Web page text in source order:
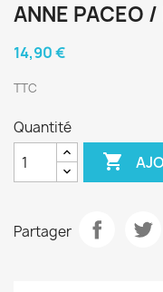
ANNE PACEO
14,90 €
TTC
Quantité

Partager